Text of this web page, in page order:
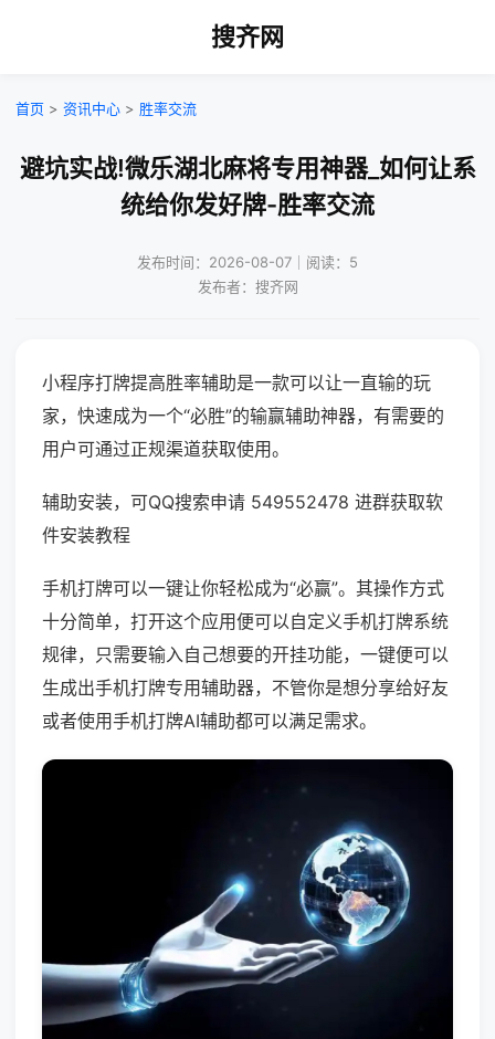
搜齐网
首页 > 资讯中心 > 胜率交流
避坑实战!微乐湖北麻将专用神器_如何让系
统给你发好牌-胜率交流
发布时间：2026-08-07｜阅读：5
发布者：搜齐网
小程序打牌提高胜率辅助是一款可以让一直输的玩
家，快速成为一个“必胜”的输赢辅助神器，有需要的
用户可通过正规渠道获取使用。
辅助安装，可QQ搜索申请 549552478 进群获取软
件安装教程
手机打牌可以一键让你轻松成为“必赢”。其操作方式
十分简单，打开这个应用便可以自定义手机打牌系统
规律，只需要输入自己想要的开挂功能，一键便可以
生成出手机打牌专用辅助器，不管你是想分享给好友
或者使用手机打牌AI辅助都可以满足需求。